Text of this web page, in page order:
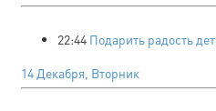
22:44 Подарить радость
14 Декабря, Вторник